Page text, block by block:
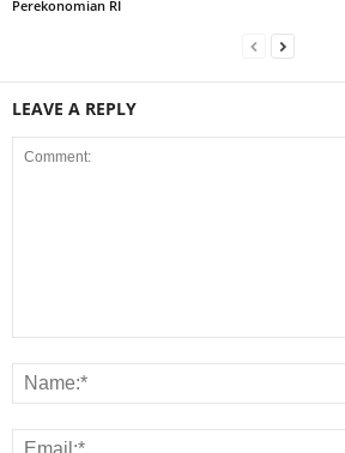
Perekonomian RI
LEAVE A REPLY